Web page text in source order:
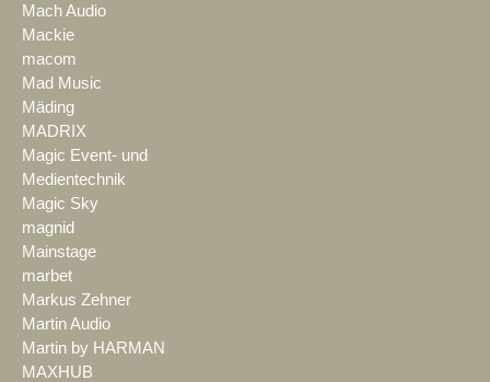
Mach Audio
Mackie
macom
Mad Music
Mäding
MADRIX
Magic Event- und
Medientechnik
Magic Sky
magnid
Mainstage
marbet
Markus Zehner
Martin Audio
Martin by HARMAN
MAXHUB